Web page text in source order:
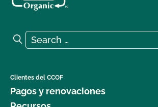
Search for:
Search
Clientes del CCOF
Pagos y renovaciones